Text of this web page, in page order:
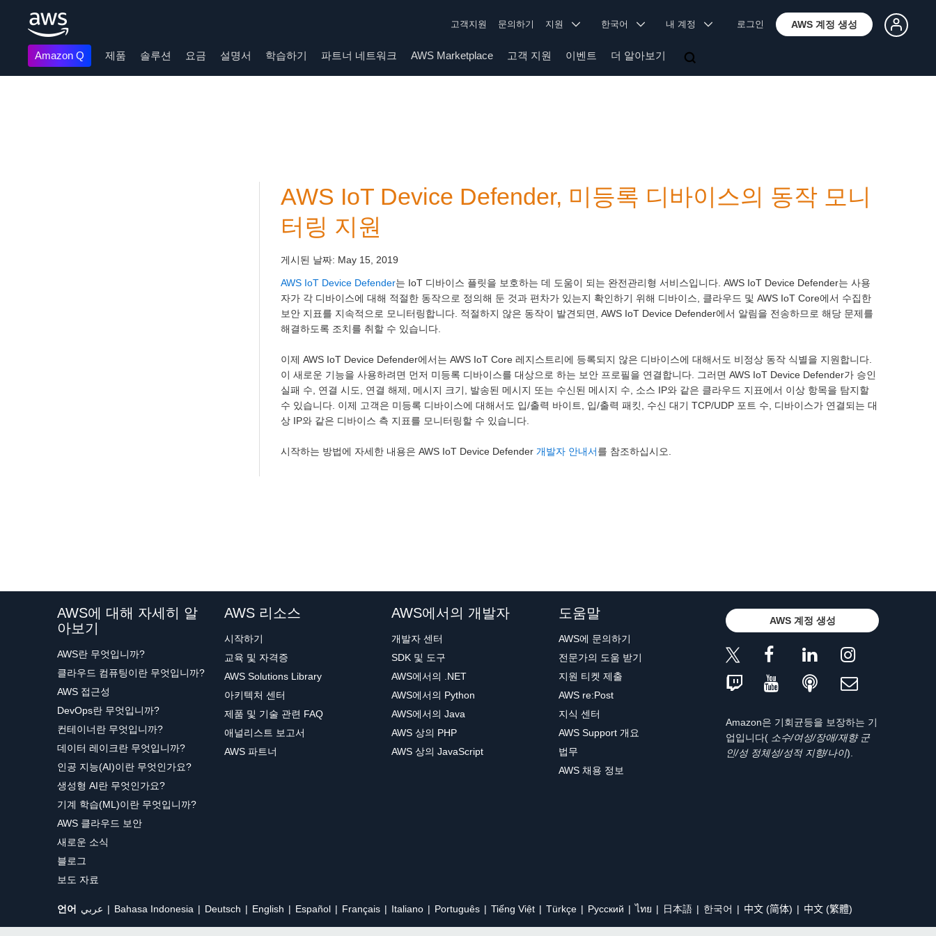
고객지원 문의하기 지원 한국어 내 계정 로그인 AWS 계정 생성
Amazon Q 제품 솔루션 요금 설명서 학습하기 파트너 네트워크 AWS Marketplace 고객 지원 이벤트 더 알아보기
AWS IoT Device Defender, 미등록 디바이스의 동작 모니
터링 지원
게시된 날짜: May 15, 2019
AWS IoT Device Defender는 IoT 디바이스 플릿을 보호하는 데 도움이 되는 완전관리형 서비스입니다. AWS IoT Device Defender는 사용
자가 각 디바이스에 대해 적절한 동작으로 정의해 둔 것과 편차가 있는지 확인하기 위해 디바이스, 클라우드 및 AWS IoT Core에서 수집한
보안 지표를 지속적으로 모니터링합니다. 적절하지 않은 동작이 발견되면, AWS IoT Device Defender에서 알림을 전송하므로 해당 문제를
해결하도록 조치를 취할 수 있습니다.
이제 AWS IoT Device Defender에서는 AWS IoT Core 레지스트리에 등록되지 않은 디바이스에 대해서도 비정상 동작 식별을 지원합니다.
이 새로운 기능을 사용하려면 먼저 미등록 디바이스를 대상으로 하는 보안 프로필을 연결합니다. 그러면 AWS IoT Device Defender가 승인
실패 수, 연결 시도, 연결 해제, 메시지 크기, 발송된 메시지 또는 수신된 메시지 수, 소스 IP와 같은 클라우드 지표에서 이상 항목을 탐지할
수 있습니다. 이제 고객은 미등록 디바이스에 대해서도 입/출력 바이트, 입/출력 패킷, 수신 대기 TCP/UDP 포트 수, 디바이스가 연결되는 대
상 IP와 같은 디바이스 측 지표를 모니터링할 수 있습니다.
시작하는 방법에 자세한 내용은 AWS IoT Device Defender 개발자 안내서를 참조하십시오.
AWS에 대해 자세히 알
아보기
AWS란 무엇입니까?
클라우드 컴퓨팅이란 무엇입니까?
AWS 접근성
DevOps란 무엇입니까?
컨테이너란 무엇입니까?
데이터 레이크란 무엇입니까?
인공 지능(AI)이란 무엇인가요?
생성형 AI란 무엇인가요?
기계 학습(ML)이란 무엇입니까?
AWS 클라우드 보안
새로운 소식
블로그
보도 자료
AWS 리소스
시작하기
교육 및 자격증
AWS Solutions Library
아키텍처 센터
제품 및 기술 관련 FAQ
애널리스트 보고서
AWS 파트너
AWS에서의 개발자
개발자 센터
SDK 및 도구
AWS에서의 .NET
AWS에서의 Python
AWS에서의 Java
AWS 상의 PHP
AWS 상의 JavaScript
도움말
AWS에 문의하기
전문가의 도움 받기
지원 티켓 제출
AWS re:Post
지식 센터
AWS Support 개요
법무
AWS 채용 정보
AWS 계정 생성
Amazon은 기회균등을 보장하는 기
업입니다( 소수/여성/장애/재향 군
인/성 정체성/성적 지향/나이).
언어 عربي Bahasa Indonesia Deutsch English Español Français Italiano Português Tiếng Việt Türkçe Ρусский ไทย 日本語 한국어 中文 (简体) 中文 (繁體)